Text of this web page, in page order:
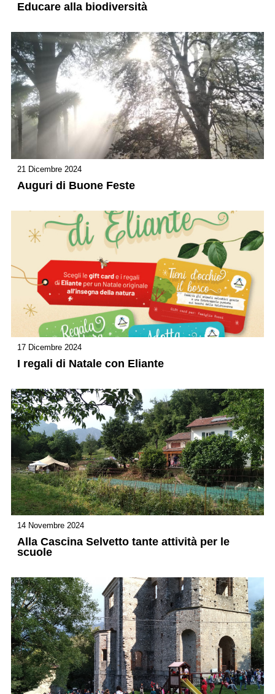
Educare alla biodiversità
21 Dicembre 2024
Auguri di Buone Feste
17 Dicembre 2024
I regali di Natale con Eliante
14 Novembre 2024
Alla Cascina Selvetto tante attività per le
scuole